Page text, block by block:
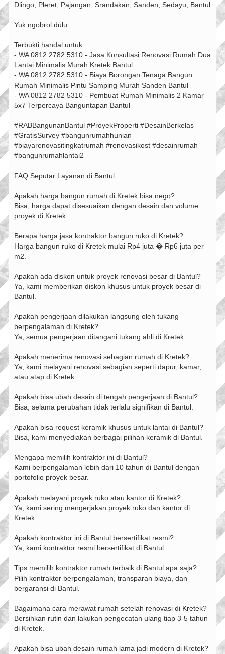
Dlingo, Pleret, Pajangan, Srandakan, Sanden, Sedayu, Bantul
Yuk ngobrol dulu
Terbukti handal untuk:
- WA 0812 2782 5310 - Jasa Konsultasi Renovasi Rumah Dua
Lantai Minimalis Murah Kretek Bantul
- WA 0812 2782 5310 - Biaya Borongan Tenaga Bangun
Rumah Minimalis Pintu Samping Murah Sanden Bantul
- WA 0812 2782 5310 - Pembuat Rumah Minimalis 2 Kamar
5x7 Terpercaya Banguntapan Bantul
#RABBangunanBantul #ProyekProperti #DesainBerkelas
#GratisSurvey #bangunrumahhunian
#biayarenovasitingkatrumah #renovasikost #desainrumah
#bangunrumahlantai2
FAQ Seputar Layanan di Bantul
Apakah harga bangun rumah di Kretek bisa nego?
Bisa, harga dapat disesuaikan dengan desain dan volume
proyek di Kretek.
Berapa harga jasa kontraktor bangun ruko di Kretek?
Harga bangun ruko di Kretek mulai Rp4 juta � Rp6 juta per
m2.
Apakah ada diskon untuk proyek renovasi besar di Bantul?
Ya, kami memberikan diskon khusus untuk proyek besar di
Bantul.
Apakah pengerjaan dilakukan langsung oleh tukang
berpengalaman di Kretek?
Ya, semua pengerjaan ditangani tukang ahli di Kretek.
Apakah menerima renovasi sebagian rumah di Kretek?
Ya, kami melayani renovasi sebagian seperti dapur, kamar,
atau atap di Kretek.
Apakah bisa ubah desain di tengah pengerjaan di Bantul?
Bisa, selama perubahan tidak terlalu signifikan di Bantul.
Apakah bisa request keramik khusus untuk lantai di Bantul?
Bisa, kami menyediakan berbagai pilihan keramik di Bantul.
Mengapa memilih kontraktor ini di Bantul?
Kami berpengalaman lebih dari 10 tahun di Bantul dengan
portofolio proyek besar.
Apakah melayani proyek ruko atau kantor di Kretek?
Ya, kami sering mengerjakan proyek ruko dan kantor di
Kretek.
Apakah kontraktor ini di Bantul bersertifikat resmi?
Ya, kami kontraktor resmi bersertifikat di Bantul.
Tips memilih kontraktor rumah terbaik di Bantul apa saja?
Pilih kontraktor berpengalaman, transparan biaya, dan
bergaransi di Bantul.
Bagaimana cara merawat rumah setelah renovasi di Kretek?
Bersihkan rutin dan lakukan pengecatan ulang tiap 3-5 tahun
di Kretek.
Apakah bisa ubah desain rumah lama jadi modern di Kretek?